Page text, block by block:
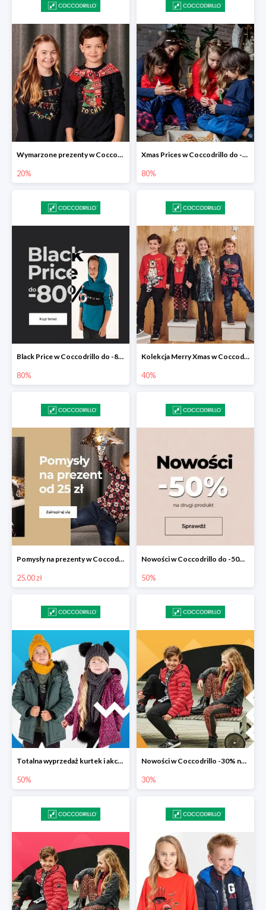
Wymarzone prezenty w Coccodrillo -20%
20%
Xmas Prices w Coccodrillo do -80%
80%
Black Price w Coccodrillo do -80%
80%
Kolekcja Merry Xmas w Coccodrillo do -40%
40%
Pomysły na prezenty w Coccodrillo od 25 zł
25.00 zł
Nowości w Coccodrillo do -50% na drugi produkt
50%
Totalna wyprzedaż kurtek i akcesoriów zimowych w Coccodrillo do -50%
50%
Nowości w Coccodrillo -30% na drugi produkt
30%